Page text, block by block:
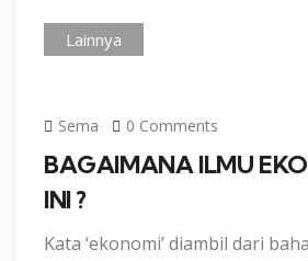
Lainnya
Sema 0 Comments
BAGAIMANA ILMU
INI ?
Kata ‘ekonomi’ diambil dari